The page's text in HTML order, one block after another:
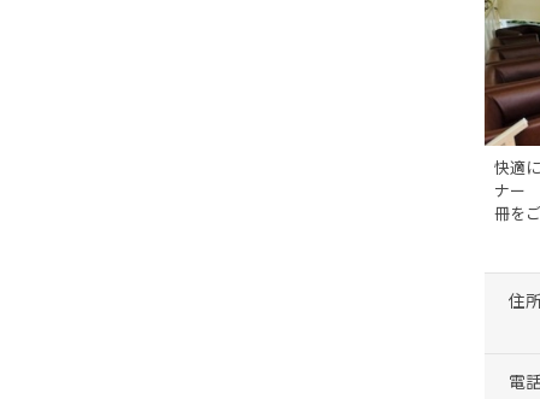
快適
ナー
冊を
住
電